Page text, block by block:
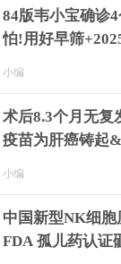
84版韦小宝确诊
怕!用好早筛
小编
术后8.3个月无复
疫苗为肝癌铸起
小编
中国新型NK细
FDA 孤儿药认证